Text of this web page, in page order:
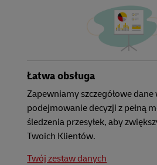
Łatwa obsługa
Zapewniamy szczegółowe
podejmowanie decyzji z pełną
śledzenia przesyłek, aby
Twoich Klientów.
Twój zestaw danych